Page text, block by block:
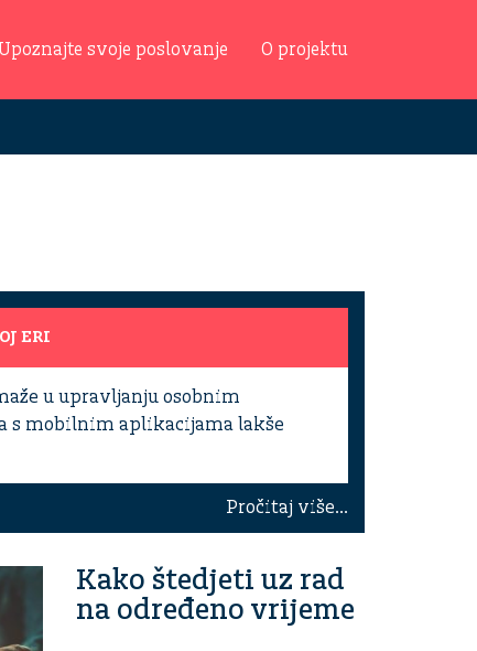
Upoznajte svoje poslovanje O projektu
ERI
u upravljanju osobnim
s mobilnim aplikacijama lakše
Pročitaj više...
Kako štedjeti uz rad
na određeno vrijeme